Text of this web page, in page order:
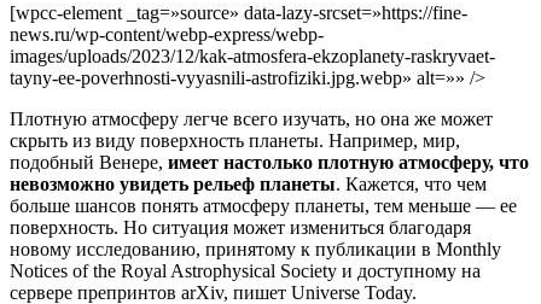
[wpcc-element _tag=»source» data-lazy-srcset=»https://fine-
news.ru/wp-content/webp-express/webp-
images/uploads/2023/12/kak-atmosfera-ekzoplanety-raskryvaet-
tayny-ee-poverhnosti-vyyasnili-astrofiziki.jpg.webp» alt=»» />
Плотную атмосферу легче всего изучать, но она же может
скрыть из виду поверхность планеты. Например, мир,
подобный Венере, имеет настолько плотную атмосферу, что
невозможно увидеть рельеф планеты. Кажется, что чем
больше шансов понять атмосферу планеты, тем меньше — ее
поверхность. Но ситуация может измениться благодаря
новому исследованию, принятому к публикации в Monthly
Notices of the Royal Astrophysical Society и доступному на
сервере препринтов arXiv, пишет Universe Today.